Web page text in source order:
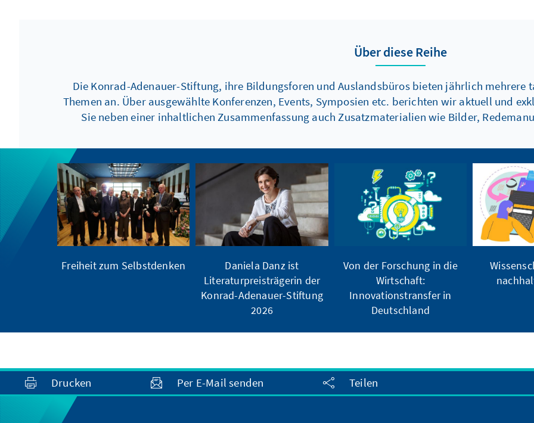
Über diese Reihe
Die Konrad-Adenauer-Stiftung, ihre Bildungsforen und Auslandsbüros bieten jährlich mehrere
Themen an. Über ausgewählte Konferenzen, Events, Symposien etc. berichten wir aktuell und
Sie neben einer inhaltlichen Zusammenfassung auch Zusatzmaterialien wie Bilder,
Freiheit zum Selbstdenken
Daniela Danz ist
Literaturpreisträgerin der
Konrad-Adenauer-Stiftung
2026
Von der Forschung in die
Wirtschaft:
Innovationstransfer in
Deutschland
Drucken Per E-Mail senden Teilen